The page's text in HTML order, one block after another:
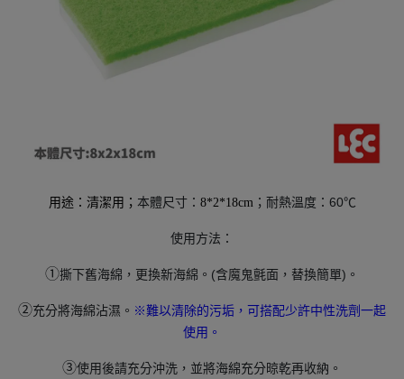
用途：清潔用； 本體尺寸： 8*2*18cm ；耐熱溫度：60℃
使用方法：
①撕下舊海綿，更換新海綿。(含魔鬼氈面，替換簡單)。
②充分將海綿沾濕。 ※難以清除的污垢，可搭配少許中性洗劑一起
使用。
③使用後請充分沖洗，並將海綿充分晾乾再收納。